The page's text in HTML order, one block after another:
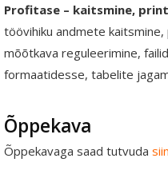
Profitase – kaitsmine,
töövihiku andmete
mõõtkava reguleerimine,
formaatidesse, tabelite
Õppekava
Õppekavaga saad tutvuda siin